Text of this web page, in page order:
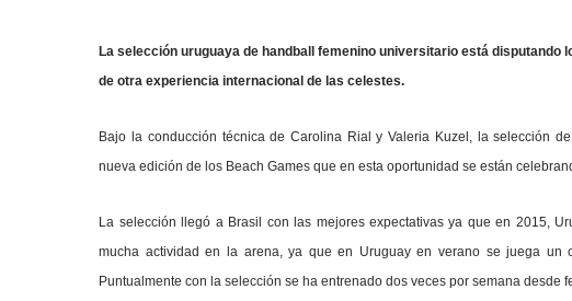
La selección uruguaya de handball femenino universitario está disputando
de otra experiencia internacional de las celestes.
Bajo la conducción técnica de Carolina Rial y Valeria Kuzel, la selección
nueva edición de los Beach Games que en esta oportunidad se están
La selección llegó a Brasil con las mejores expectativas ya que en 2015,
mucha actividad en la arena, ya que en Uruguay en verano se juega un
Puntualmente con la selección se ha entrenado dos veces por semana desde